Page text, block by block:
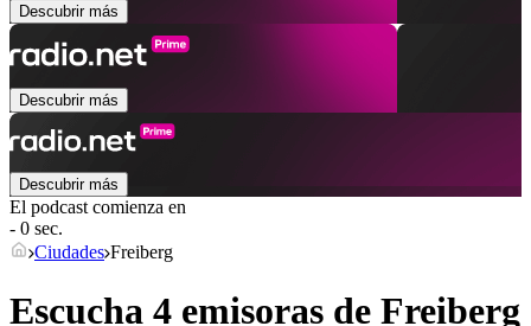
Descubrir más
Descubrir más
Descubrir más
El podcast comienza en
- 0 sec.
Ciudades Freiberg
Escucha 4 emisoras de Freiberg